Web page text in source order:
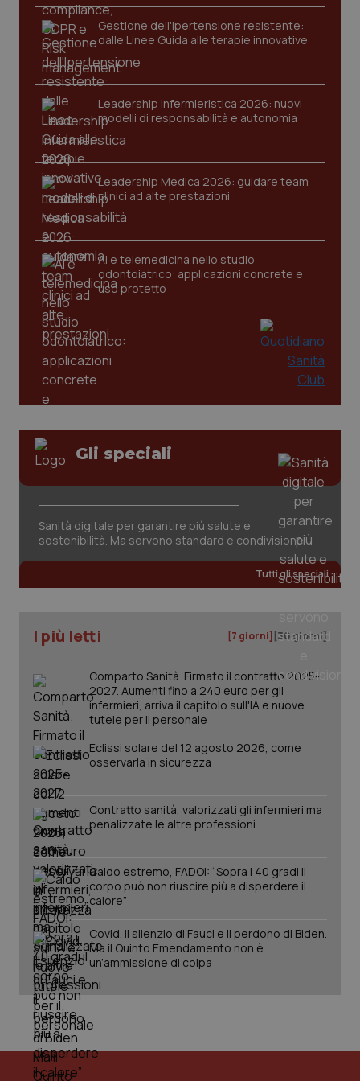
Gestione dell'Ipertensione resistente:
dalle Linee Guida alle terapie innovative
Leadership Infermieristica 2026: nuovi
modelli di responsabilità e autonomia
Leadership Medica 2026: guidare team
clinici ad alte prestazioni
AI e telemedicina nello studio
odontoiatrico: applicazioni concrete e
uso protetto
Gli speciali
Sanità digitale per garantire più salute e
sostenibilità. Ma servono standard e condivisione
Tutti gli speciali
I più letti [7 giorni] [30 giorni]
Comparto Sanità. Firmato il contratto 2025-
2027. Aumenti fino a 240 euro per gli
infermieri, arriva il capitolo sull'IA e nuove
tutele per il personale
Eclissi solare del 12 agosto 2026, come
osservarla in sicurezza
Contratto sanità, valorizzati gli infermieri ma
penalizzate le altre professioni
Caldo estremo, FADOI: “Sopra i 40 gradi il
corpo può non riuscire più a disperdere il
calore”
Covid. Il silenzio di Fauci e il perdono di Biden.
Ma il Quinto Emendamento non è
un’ammissione di colpa
funzionare correttamente senza questi cookie.
Nome
Fornitore/Dominio
VISITOR_PRIVACY_METADATA
www.quotidianosanita.it
tracking-enable
www.quotidianosanita.it
_ga
Google LLC
.quotidianosanita.it